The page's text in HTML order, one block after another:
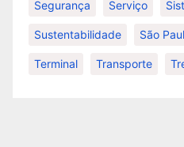
Segurança Serviço
Sustentabilidade São
Terminal Transporte